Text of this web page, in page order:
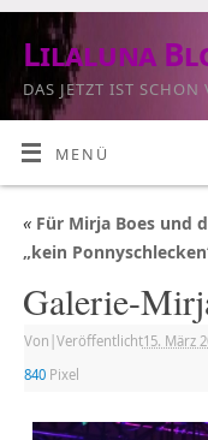
Lilaluna
DAS JETZT IST SCHON
MENÜ
«Für Mirja Boes und
„kein
Galerie-
Von Veröffentlicht15. März
840Pixel